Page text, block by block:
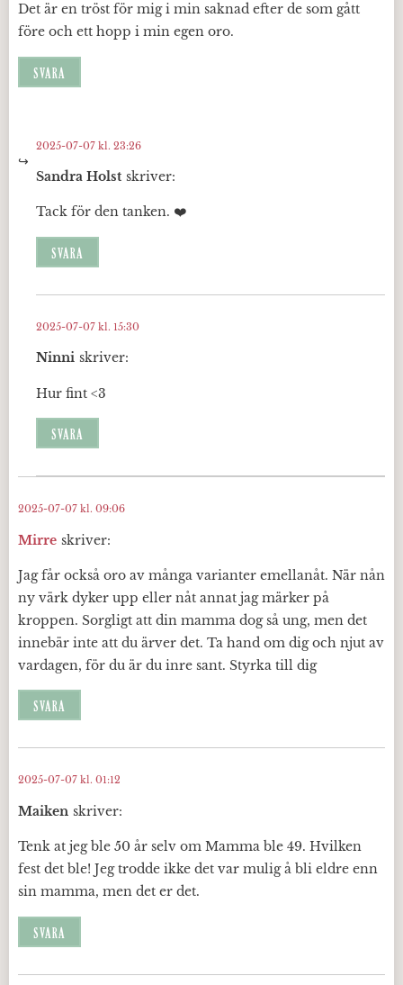
Det är en tröst för mig i min saknad efter de som gått
före och ett hopp i min egen oro.
SVARA
Sandra Holst skriver:
2025-07-07 kl. 23:26
Tack för den tanken. ❤️
SVARA
Ninni skriver:
2025-07-07 kl. 15:30
Hur fint <3
SVARA
Mirre skriver:
2025-07-07 kl. 09:06
Jag får också oro av många varianter emellanåt. När nån
ny värk dyker upp eller nåt annat jag märker på
kroppen. Sorgligt att din mamma dog så ung, men det
innebär inte att du ärver det. Ta hand om dig och njut av
vardagen, för du är du inre sant. Styrka till dig
SVARA
Maiken skriver:
2025-07-07 kl. 01:12
Tenk at jeg ble 50 år selv om Mamma ble 49. Hvilken
fest det ble! Jeg trodde ikke det var mulig å bli eldre enn
sin mamma, men det er det.
SVARA